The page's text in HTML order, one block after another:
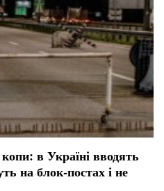
в Україні вводять
на блок-постах і не